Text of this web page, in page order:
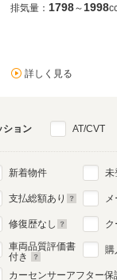
排気量： 1798～ 1998
詳しく見る
ション AT/CVT
新着物件
支払総額あり
修復歴なし
車両品質評価書
付き
未
ク
購
カーセンサーアフター保